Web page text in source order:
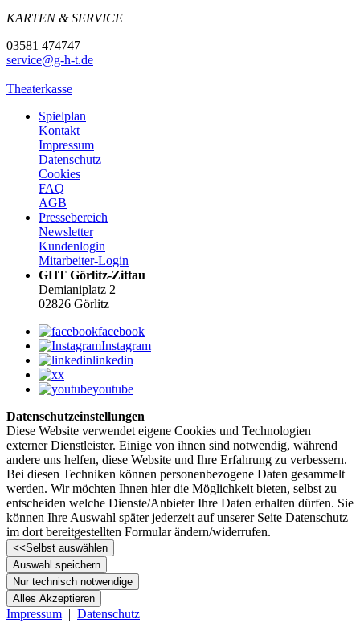
KARTEN & SERVICE
03581 474747
service@g-h-t.de
Theaterkasse
Spielplan
Kontakt
Impressum
Datenschutz
Cookies
FAQ
AGB
Pressebereich
Newsletter
Kundenlogin
Mitarbeiter-Login
GHT Görlitz-Zittau
Demianiplatz 2
02826 Görlitz
facebook
Instagram
linkedin
x
youtube
Datenschutzeinstellungen
Diese Website verwendet eigene Cookies und Technologien
externer Dienstleister. Einige von ihnen sind notwendig, während
andere uns helfen, diese Website und Ihre Erfahrung zu verbessern.
Bei diesen Techniken können personenbezogene Daten gesammelt
werden. Wir möchten Ihnen hier die Möglichkeit bieten, selbst zu
entscheiden welche Dienste/­­Anbieter Ihre Daten erhalten dürfen. Sie
können Ihre Auswahl später jederzeit auf unserer Seite Datenschutz
im dort bereitgestellten Formular ändern/­­widerrufen.
<<Selbst auswählen
Auswahl speichern
Nur technisch notwendige
Alles Akzeptieren
Impressum Datenschutz